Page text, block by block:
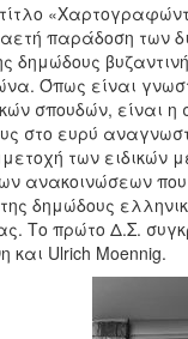
παράδοση των
δημώδους
Όπως είναι
σπουδών, είναι η
στο ευρύ
των ειδικών
ανακοινώσεων
δημώδους
Το πρώτο Δ.Σ.
Ulrich Moennig.